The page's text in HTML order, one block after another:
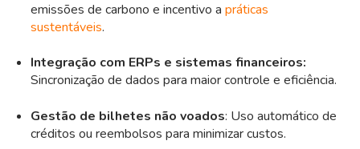
emissões de carbono e incentivo a práticas
sustentáveis.
Integração com ERPs e sistemas financeiros:
Sincronização de dados para maior controle e eficiência.
Gestão de bilhetes não voados: Uso automático de
créditos ou reembolsos para minimizar custos.